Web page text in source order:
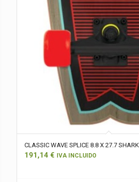
CLASSIC WAVE SPLICE 8.8 X 27.7 SHARK
191,14 € IVA INCLUIDO